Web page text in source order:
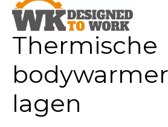
Thermische
lagen